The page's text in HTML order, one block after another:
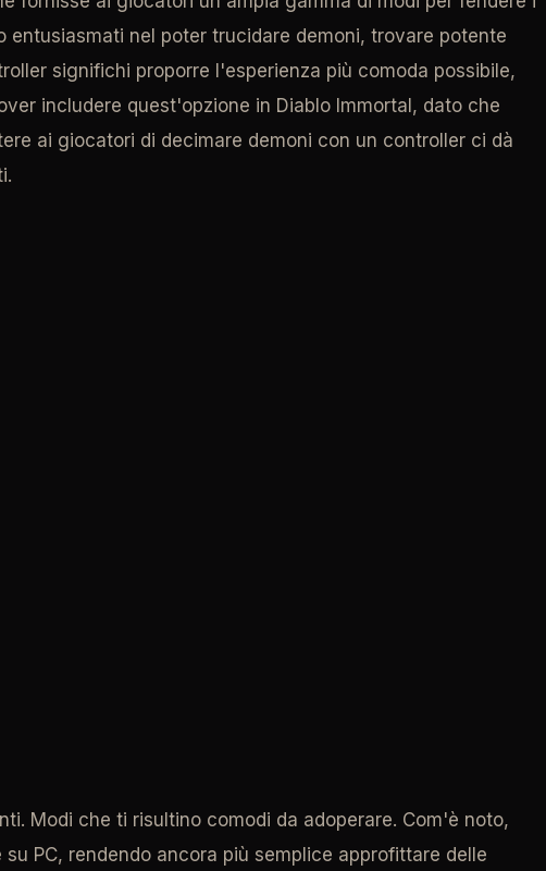
entusiasmati nel poter trucidare demoni, trovare potente
significhi proporre l'esperienza più comoda possibile,
includere quest'opzione in Diablo Immortal, dato che
ai giocatori di decimare demoni con un controller ci dà
Modi che ti risultino comodi da adoperare. Com'è noto,
PC, rendendo ancora più semplice approfittare delle